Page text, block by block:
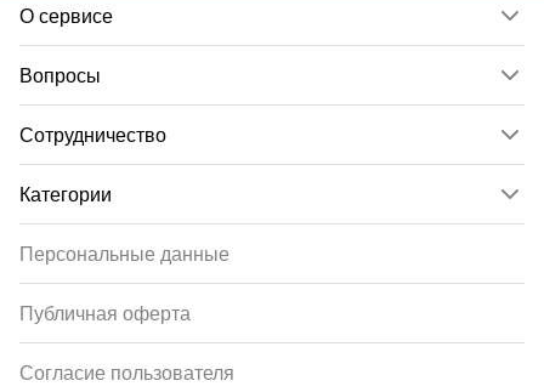
О сервисе
Вопросы
Сотрудничество
Категории
Персональные данные
Публичная оферта
Согласие пользователя